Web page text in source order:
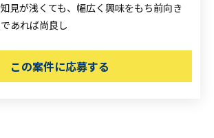
見が浅くても、幅広く興味をもち前向き
あれば尚良し
この案件に応募する